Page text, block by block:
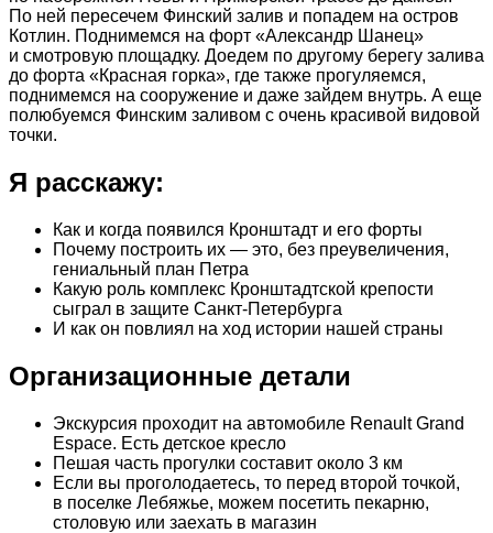
По ней пересечем Финский залив и попадем на остров
Котлин. Поднимемся на форт «Александр Шанец»
и смотровую площадку. Доедем по другому берегу залива
до форта «Красная горка», где также прогуляемся,
поднимемся на сооружение и даже зайдем внутрь. А еще
полюбуемся Финским заливом с очень красивой видовой
точки.
Я расскажу:
Как и когда появился Кронштадт и его форты
Почему построить их — это, без преувеличения,
гениальный план Петра
Какую роль комплекс Кронштадтской крепости
сыграл в защите Санкт-Петербурга
И как он повлиял на ход истории нашей страны
Организационные детали
Экскурсия проходит на автомобиле Renault Grand
Espace. Есть детское кресло
Пешая часть прогулки составит около 3 км
Если вы проголодаетесь, то перед второй точкой,
в поселке Лебяжье, можем посетить пекарню,
столовую или заехать в магазин